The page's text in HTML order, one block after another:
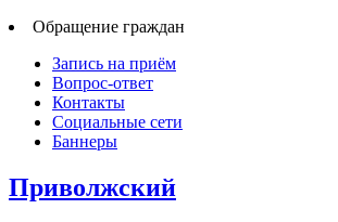
Обращение граждан
Запись на приём
Вопрос-ответ
Контакты
Социальные сети
Баннеры
Приволжский